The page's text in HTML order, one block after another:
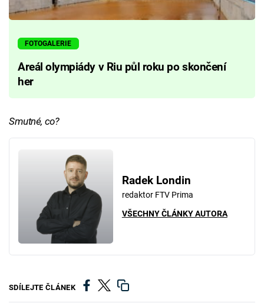
FOTOGALERIE
Areál olympiády v Riu půl roku po skončení
her
Smutné, co?
Radek Londin
redaktor FTV Prima
VŠECHNY ČLÁNKY AUTORA
SDÍLEJTE ČLÁNEK